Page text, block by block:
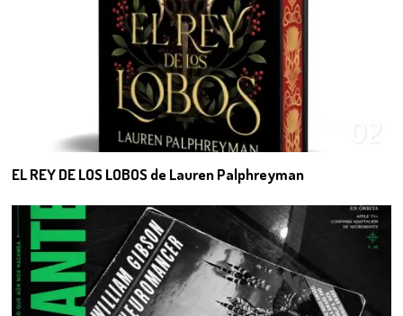
EL REY DE LOS LOBOS de Lauren Palphreyman